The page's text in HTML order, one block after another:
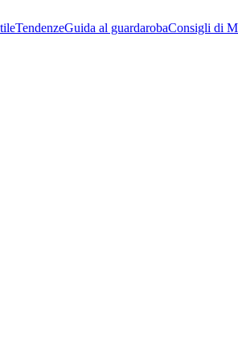
TendenzeGuida al guardarobaConsigli di